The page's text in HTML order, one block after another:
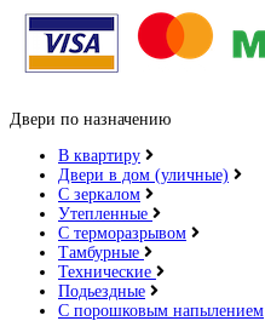
Двери по назначению
В квартиру
Двери в дом (уличные)
С зеркалом
Утепленные
С терморазрывом
Тамбурные
Технические
Подьездные
С порошковым напылением